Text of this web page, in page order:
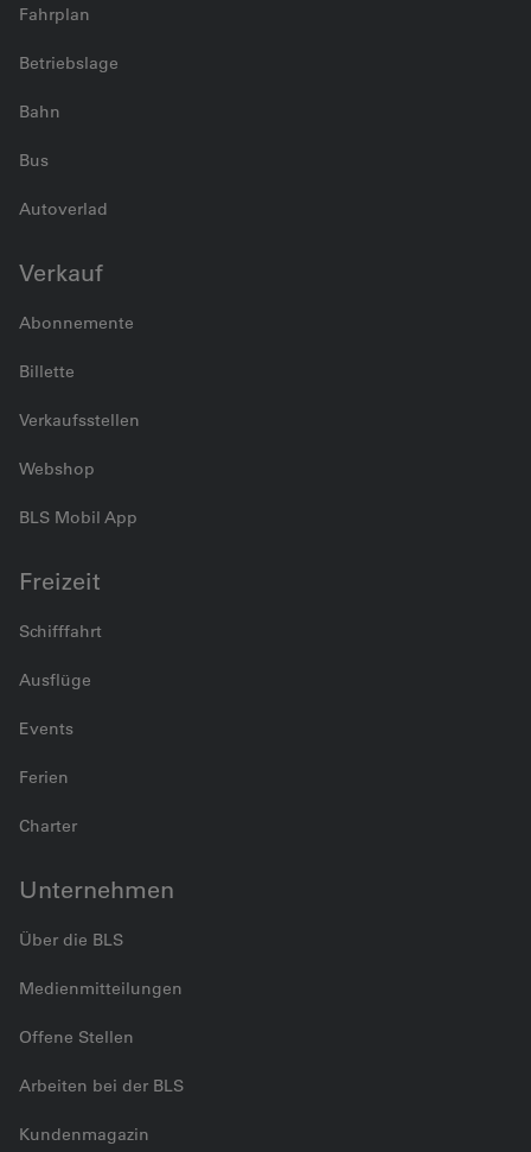
Fahrplan
Betriebslage
Bahn
Bus
Autoverlad
Verkauf
Abonnemente
Billette
Verkaufsstellen
Webshop
BLS Mobil App
Freizeit
Schifffahrt
Ausflüge
Events
Ferien
Charter
Unternehmen
Über die BLS
Medienmitteilungen
Offene Stellen
Arbeiten bei der BLS
Kundenmagazin